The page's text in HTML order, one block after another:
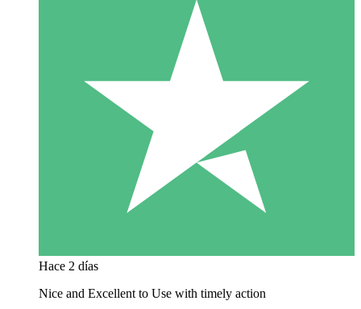
Hace 2 días
Nice and Excellent to Use with timely action